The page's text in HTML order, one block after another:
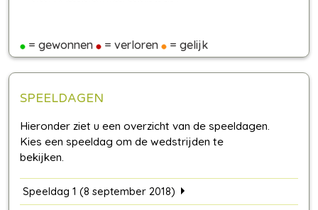
= gewonnen = verloren = gelijk
SPEELDAGEN
Speeldag 1 (8 september 2018)